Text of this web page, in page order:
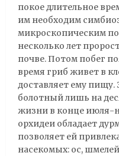
покое длительное
им необходим
микроскопическим
несколько лет
почве. Потом побег
время гриб живет в
доставляет ему пищу.
болотный лишь на
жизни в конце июля-
орхидеи обладает
позволяет ей
насекомых: ос,